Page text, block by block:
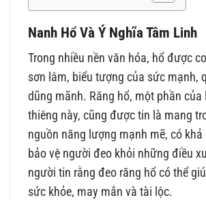
Nanh Hổ Và Ý Nghĩa Tâm Linh
Trong nhiều nền văn hóa, hổ được
sơn lâm, biểu tượng của sức mạnh,
dũng mãnh. Răng hổ, một phần của
thiêng này, cũng được tin là mang
nguồn năng lượng mạnh mẽ, có khả
bảo vệ người đeo khỏi những điều
người tin rằng đeo răng hổ có thể
sức khỏe, may mắn và tài lộc.